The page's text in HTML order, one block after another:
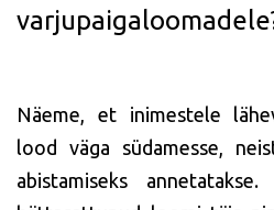
Näeme, et inimestele
lood väga südamesse,
abistamiseks